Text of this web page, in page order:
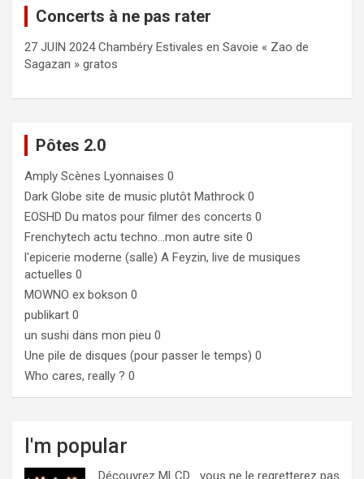
Concerts à ne pas rater
27 JUIN 2024 Chambéry Estivales en Savoie « Zao de
Sagazan » gratos
Pôtes 2.0
Amply Scènes Lyonnaises 0
Dark Globe site de music plutôt Mathrock 0
EOSHD Du matos pour filmer des concerts 0
Frenchytech actu techno…mon autre site 0
l'epicerie moderne (salle) A Feyzin, live de musiques
actuelles 0
MOWNO ex bokson 0
publikart 0
un sushi dans mon pieu 0
Une pile de disques (pour passer le temps) 0
Who cares, really ? 0
I'm popular
Découvrez MLCD… vous ne le regretterez pas